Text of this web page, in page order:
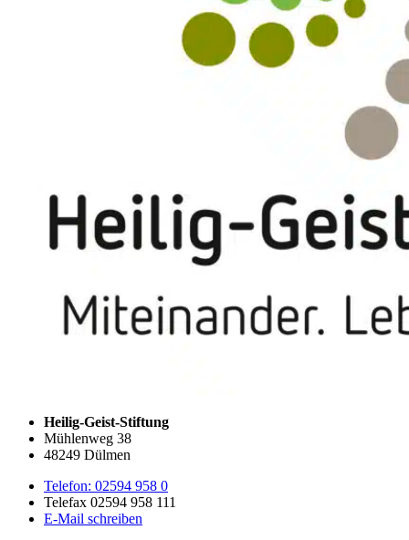
Heilig-Geist-Stiftung
Mühlenweg 38
48249 Dülmen
Telefon: 02594 958 0
Telefax 02594 958 111
E-Mail schreiben